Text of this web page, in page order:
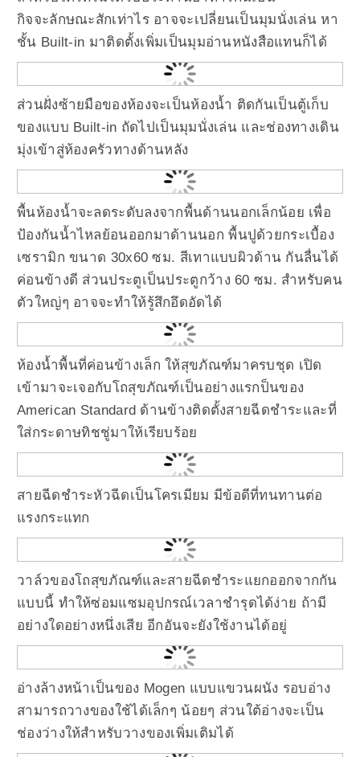
กิจจะลักษณะสักเท่าไร อาจจะเปลี่ยนเป็นมุมนั่งเล่น หา
ชั้น Built-in มาติดตั้งเพิ่มเป็นมุมอ่านหนังสือแทนก็ได้
ส่วนฝั่งซ้ายมือของห้องจะเป็นห้องน้ำ ติดกันเป็นตู้เก็บ
ของแบบ Built-in ถัดไปเป็นมุมนั่งเล่น และช่องทางเดิน
มุ่งเข้าสู่ห้องครัวทางด้านหลัง
พื้นห้องน้ำจะลดระดับลงจากพื้นด้านนอกเล็กน้อย เพื่อ
ป้องกันน้ำไหลย้อนออกมาด้านนอก พื้นปูด้วยกระเบื้อง
เซรามิก ขนาด 30x60 ซม. สีเทาแบบผิวด้าน กันลื่นได้
ค่อนข้างดี ส่วนประตูเป็นประตูกว้าง 60 ซม. สำหรับคน
ตัวใหญ่ๆ อาจจะทำให้รู้สึกอึดอัดได้
ห้องน้ำพื้นที่ค่อนข้างเล็ก ให้สุขภัณฑ์มาครบชุด เปิด
เข้ามาจะเจอกับโถสุขภัณฑ์เป็นอย่างแรกป็นของ
American Standard ด้านข้างติดตั้งสายฉีดชำระและที่
ใส่กระดาษทิชชู่มาให้เรียบร้อย
สายฉีดชำระหัวฉีดเป็นโครเมียม มีข้อดีที่ทนทานต่อ
แรงกระแทก
วาล์วของโถสุขภัณฑ์และสายฉีดชำระแยกออกจากกัน
แบบนี้ ทำให้ซ่อมแซมอุปกรณ์เวลาชำรุดได้ง่าย ถ้ามี
อย่างใดอย่างหนึ่งเสีย อีกอันจะยังใช้งานได้อยู่
อ่างล้างหน้าเป็นของ Mogen แบบแขวนผนัง รอบอ่าง
สามารถวางของใช้ได้เล็กๆ น้อยๆ ส่วนใต้อ่างจะเป็น
ช่องว่างให้สำหรับวางของเพิ่มเติมได้